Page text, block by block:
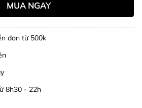
MUA NGAY
đơn từ 500k
8h30 - 22h